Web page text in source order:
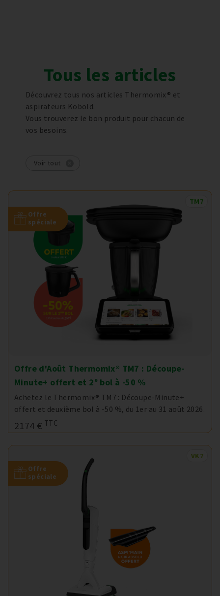
Tous les articles
Découvrez tous nos articles Thermomix® et
aspirateurs Kobold.
Vous trouverez le bon produit pour chacun de
vos besoins.
Voir tout
Offre
spéciale
TM7
Offre d'Août Thermomix® TM7 : Découpe-
Minute+ offert et 2ᵉ bol à -50 %
Achetez le Thermomix® TM7 : Découpe-Minute+
offert et deuxième bol à -50 %, du 1er au 31 août 2026.
2174 € TTC
Offre
spéciale
VK7